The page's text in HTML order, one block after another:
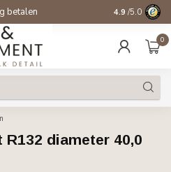
betalen 4.9 /5.0
0
R132 diameter 40,0